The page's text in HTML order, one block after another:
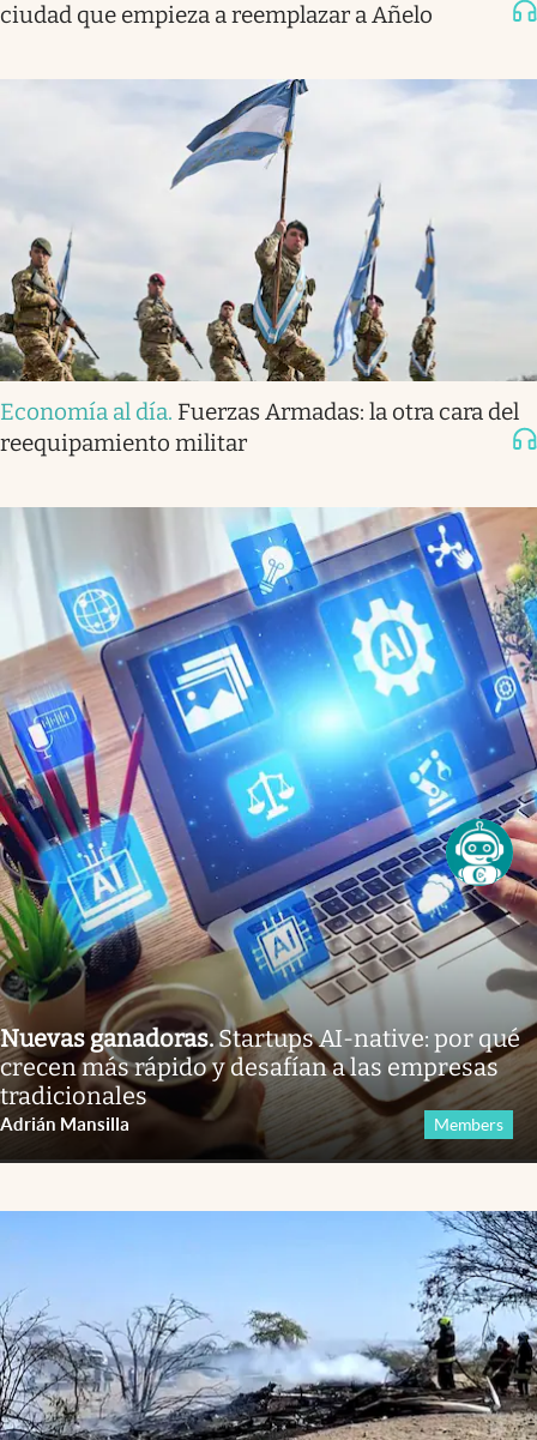
ciudad que empieza a reemplazar a Añelo
Economía al día. Fuerzas Armadas: la otra cara del
reequipamiento militar
Nuevas ganadoras.Startups AI-native: por qué
crecen más rápido y desafían a las empresas
tradicionales
Adrián Mansilla Members